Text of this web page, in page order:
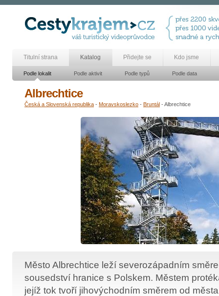
Titulní strana Katalog Přidejte se Kdo jsme
Podle lokalit Podle aktivit Podle typů Podle data
Albrechtice
Česká a Slovenská republika - Moravskoslezko - Bruntál - Albrechtice
Město Albrechtice leží severozápadním
sousedství hranice s Polskem. Městem
jejíž tok tvoří jihovýchodním směrem od